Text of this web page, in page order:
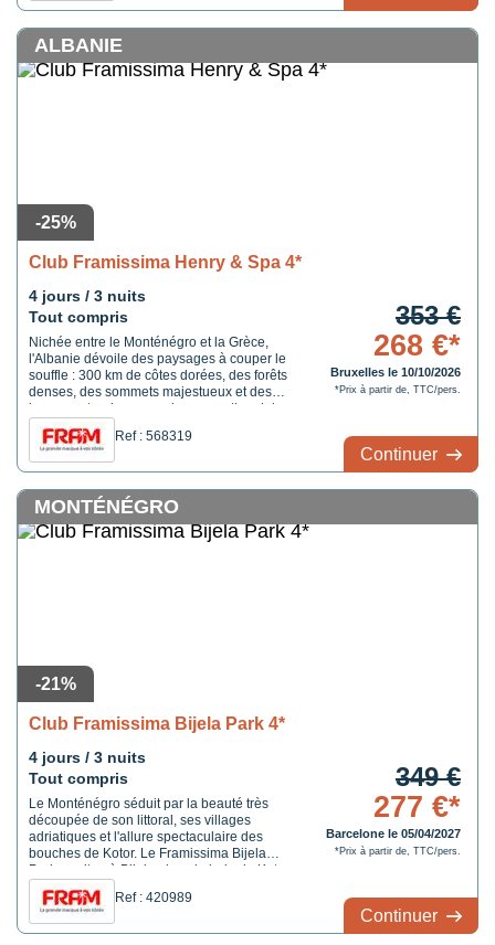
à proximité ...
-25%
ALBANIE
Club Framissima Henry & Spa 4*
4 jours / 3 nuits
Tout compris
Nichée entre le Monténégro et la Grèce,
l'Albanie dévoile des paysages à couper le
souffle : 300 km de côtes dorées, des forêts
denses, des sommets majestueux et des
joyaux naturels comme le parc national de
Butrint, le lac de Skadar ou le spectaculaire
col de Llogara. De quoi ravir aussi bien les
amateurs de détente que les voyageurs en
quête ...
Ref : 568319
353 €
268 €*
Bruxelles le 10/10/2026
*Prix à partir de, TTC/pers.
Continuer
-21%
MONTÉNÉGRO
Club Framissima Bijela Park 4*
4 jours / 3 nuits
Tout compris
Le Monténégro séduit par la beauté très
découpée de son littoral, ses villages
adriatiques et l'allure spectaculaire des
bouches de Kotor. Le Framissima Bijela
Park se situe à Bijela, dans la baie de Kotor,
à proximité immédiate du bord de mer.
L'hôtel est près du village de Bijela, à 13 km
de Herceg Novi et à 7 km de Porto Novi. Cet
...
Ref : 420989
349 €
277 €*
Barcelone le 05/04/2027
*Prix à partir de, TTC/pers.
Continuer